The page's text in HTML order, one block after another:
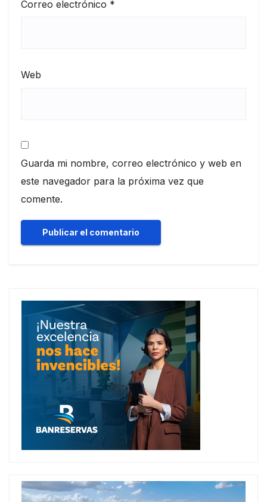
Correo electrónico *
Web
Guarda mi nombre, correo electrónico y web en
este navegador para la próxima vez que
comente.